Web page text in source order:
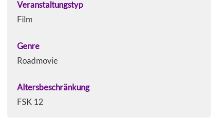
Veranstaltungstyp
Film
Genre
Roadmovie
Altersbeschränkung
FSK 12